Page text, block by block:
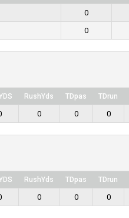
0
0
RushYds TDpas TDrun
0 0 0
RushYds TDpas TDrun
0 0 0